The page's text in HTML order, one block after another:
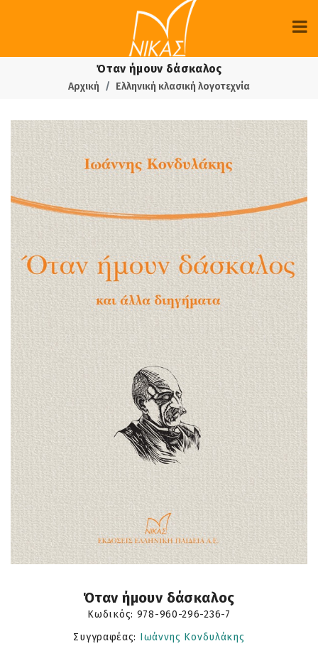
Όταν ήμουν δάσκαλος
Αρχική Ελληνική κλασική λογοτεχνία
Όταν ήμουν δάσκαλος
Κωδικός: 978-960-296-236-7
Συγγραφέας: Ιωάννης Κονδυλάκης